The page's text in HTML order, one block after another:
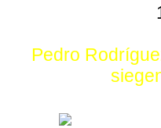
Pedro